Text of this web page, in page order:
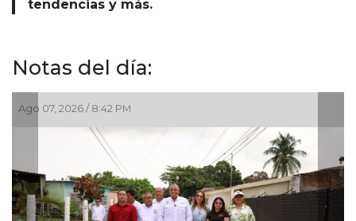
tendencias y más.
Notas del día:
PM